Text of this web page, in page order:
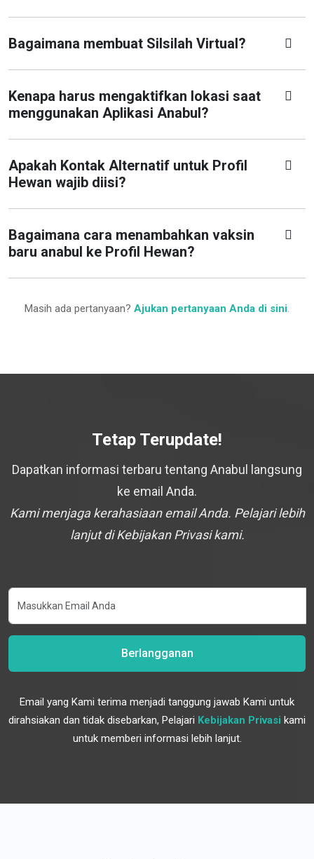
Bagaimana membuat Silsilah Virtual?
Kenapa harus mengaktifkan lokasi saat
menggunakan Aplikasi Anabul?
Apakah Kontak Alternatif untuk Profil
Hewan wajib diisi?
Bagaimana cara menambahkan vaksin
baru anabul ke Profil Hewan?
Masih ada pertanyaan? Ajukan pertanyaan Anda di sini.
Tetap Terupdate!
Dapatkan informasi terbaru tentang Anabul langsung
ke email Anda.
Kami menjaga kerahasiaan email Anda. Pelajari lebih
lanjut di Kebijakan Privasi kami.
Berlangganan
Email yang Kami terima menjadi tanggung jawab Kami untuk
dirahsiakan dan tidak disebarkan, Pelajari Kebijakan Privasi kami
untuk memberi informasi lebih lanjut.